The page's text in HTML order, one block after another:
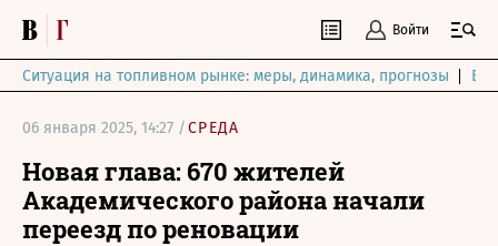
Войти
Ситуация на топливном рынке: меры, динамика, прогнозы
06 января 2025, 14:27 /СРЕДА
Новая глава: 670 жителей
Академического района начали
переезд по реновации